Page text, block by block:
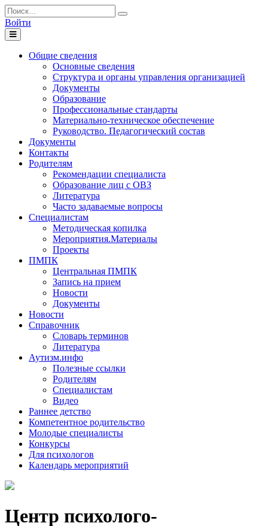
Войти
Toggle
navigation
Общие сведения
Основные сведения
Структура и органы управления организацией
Документы
Образование
Профессиональные стандарты
Материально-техническое обеспечение
Руководство. Педагогический состав
Документы
Контакты
Родителям
Рекомендации специалиста
Образование лиц с ОВЗ
Литература
Часто задаваемые вопросы
Специалистам
Методическая копилка
Мероприятия.Материалы
Проекты
ПМПК
Центральная ПМПК
Запись на прием
Новости
Документы
Новости
Справочник
Словарь терминов
Литература
Аутизм.инфо
Полезные ссылки
Родителям
Специалистам
Видео
Раннее детство
Компетентное родительство
Молодые специалисты
Конкурсы
Для психологов
Календарь мероприятий
Центр психолого-